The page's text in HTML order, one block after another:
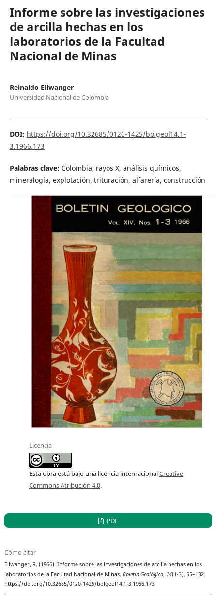
Informe sobre las investigaciones
de arcilla hechas en los
laboratorios de la Facultad
Nacional de Minas
Reinaldo Ellwanger
Universidad Nacional de Colombia
DOI: https://doi.org/10.32685/0120-1425/bolgeol14.1-
3.1966.173
Palabras clave: Colombia, rayos X, análisis químicos,
mineralogía, explotación, trituración, alfarería, construcción
Licencia
Esta obra está bajo una licencia internacionalCreative
Commons Atribución 4.0.
PDF
Cómo citar
Ellwanger, R. (1966). Informe sobre las investigaciones de arcilla hechas en los
laboratorios de la Facultad Nacional de Minas.Boletín Geológico, 14(1-3), 55–132.
https://doi.org/10.32685/0120-1425/bolgeol14.1-3.1966.173